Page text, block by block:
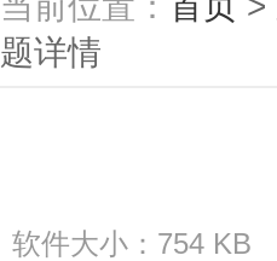
题详情
软件大小：754 KB